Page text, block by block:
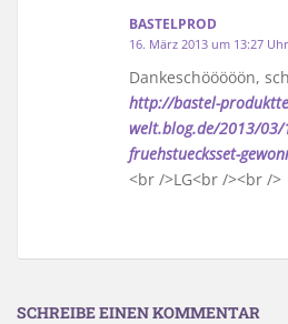
BASTELPROD
16. März 2013 um 13:27 Uhr
Dankeschööööön,
http://bastel-
welt.blog.de/2013/03/
fruehstuecksset-
<br />LG<br /><br />
SCHREIBE EINEN KOMMENTAR